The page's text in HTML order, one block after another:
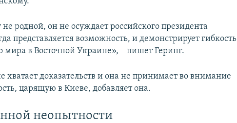
родной, он не осуждает российского президента
представляется возможность, и демонстрирует гибкость
мира в Восточной Украине», ‒ пишет Геринг.
хватает доказательств и она не принимает во внимание
царящую в Киеве, добавляет она.
неопытности